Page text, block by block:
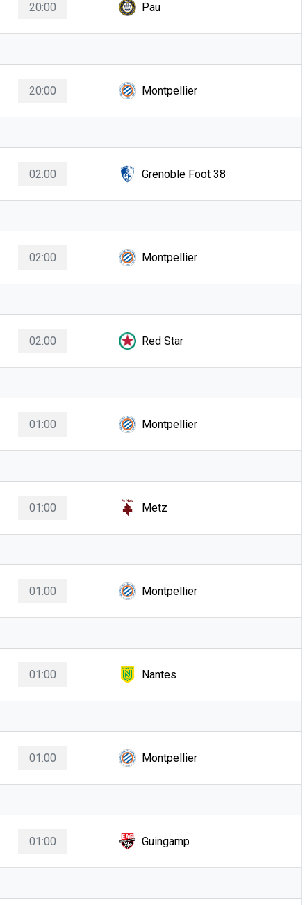
20:00 Pau
20:00 Montpellier
02:00 Grenoble Foot 38
02:00 Montpellier
02:00 Red Star
01:00 Montpellier
01:00 Metz
01:00 Montpellier
01:00 Nantes
01:00 Montpellier
01:00 Guingamp